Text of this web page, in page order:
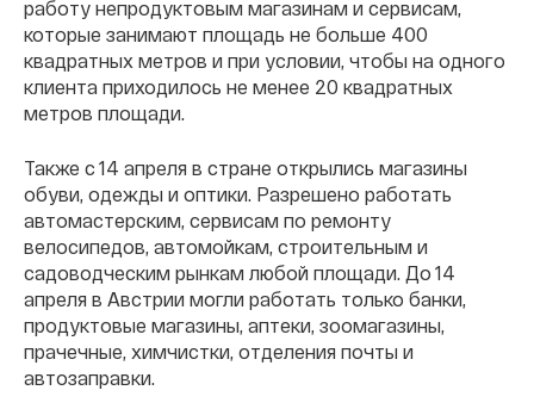
работу непродуктовым магазинам и сервисам,
которые занимают площадь не больше 400
квадратных метров и при условии, чтобы на одного
клиента приходилось не менее 20 квадратных
метров площади.
Также с 14 апреля в стране открылись магазины
обуви, одежды и оптики. Разрешено работать
автомастерским, сервисам по ремонту
велосипедов, автомойкам, строительным и
садоводческим рынкам любой площади. До 14
апреля в Австрии могли работать только банки,
продуктовые магазины, аптеки, зоомагазины,
прачечные, химчистки, отделения почты и
автозаправки.